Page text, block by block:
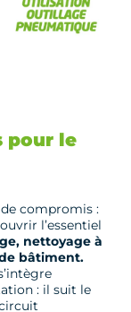
pour le
compromis :
l’essentiel
nettoyage à
bâtiment.
: il suit le